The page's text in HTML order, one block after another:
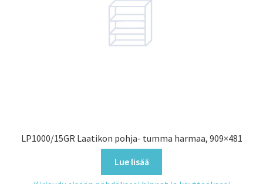
LP1000/15GR Laatikon pohja- tumma harmaa, 909×481
Lue lisää